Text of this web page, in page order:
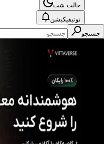
حالت شب
نوتیفیکیشن
جستجو